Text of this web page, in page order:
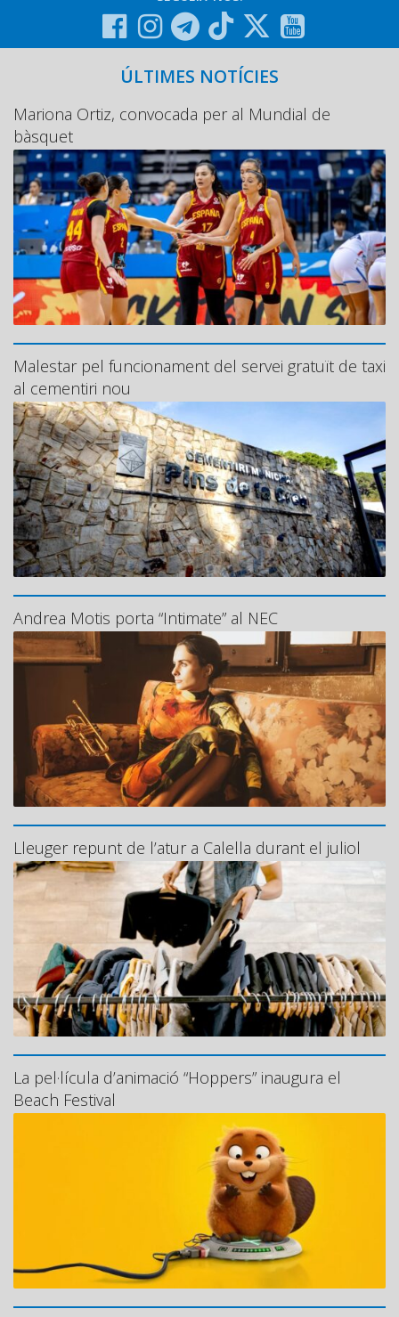
ÚLTIMES NOTÍCIES
Mariona Ortiz, convocada per al Mundial de
bàsquet
Malestar pel funcionament del servei gratuït de taxi
al cementiri nou
Andrea Motis porta “Intimate” al NEC
Lleuger repunt de l’atur a Calella durant el juliol
La pel·lícula d’animació “Hoppers” inaugura el
Beach Festival